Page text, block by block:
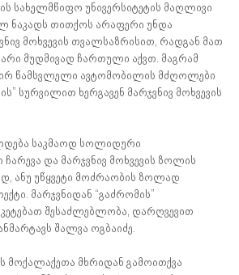
სახელმწიფო უნივერსიტეტის მაღლივი
ნაკადს თითქოს არაფერი უნდა
მოხვევის თვალსაზრისით, რადგან მათ
მუდმივად ჩართული აქვთ. მაგრამ
წამსვლელი ავტომობილის მძღოლები
სურვილით ხერგავენ მარჯვნივ მოხვევის
საკმაოდ სოლიდური
და მარჯვნივ მოხვევის ზოლის
უწყვეტი მოძრაობის ზოლად
მარჯვნიდან “გაძრომის”
შესაძლებლობა, დარღვევით
შალვა ოგბაიძე.
მოქალაქეთა მხრიდან გამოითქვა